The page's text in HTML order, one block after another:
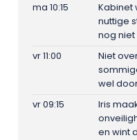
ma 10:15
Kabinet
nuttige
nog niet
vr 11:00
Niet
wel
vr 09:15
Iris
en wint